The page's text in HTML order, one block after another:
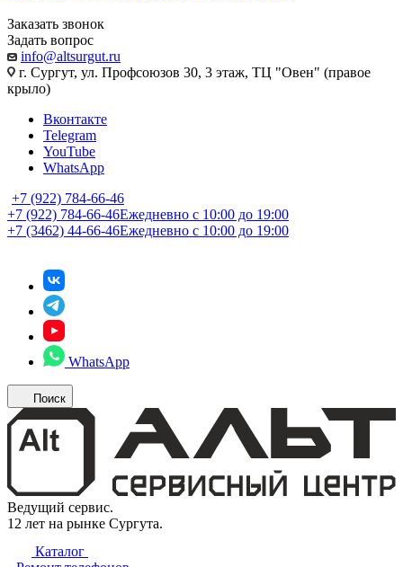
Заказать звонок
Задать вопрос
info@altsurgut.ru
г. Сургут, ул. Профсоюзов 30, 3 этаж, ТЦ "Овен" (правое
крыло)
Вконтакте
Telegram
YouTube
WhatsApp
+7 (922) 784-66-46
+7 (922) 784-66-46Ежедневно с 10:00 до 19:00
+7 (3462) 44-66-46Ежедневно с 10:00 до 19:00
WhatsApp
Поиск
Ведущий сервис.
12 лет на рынке Сургута.
Каталог